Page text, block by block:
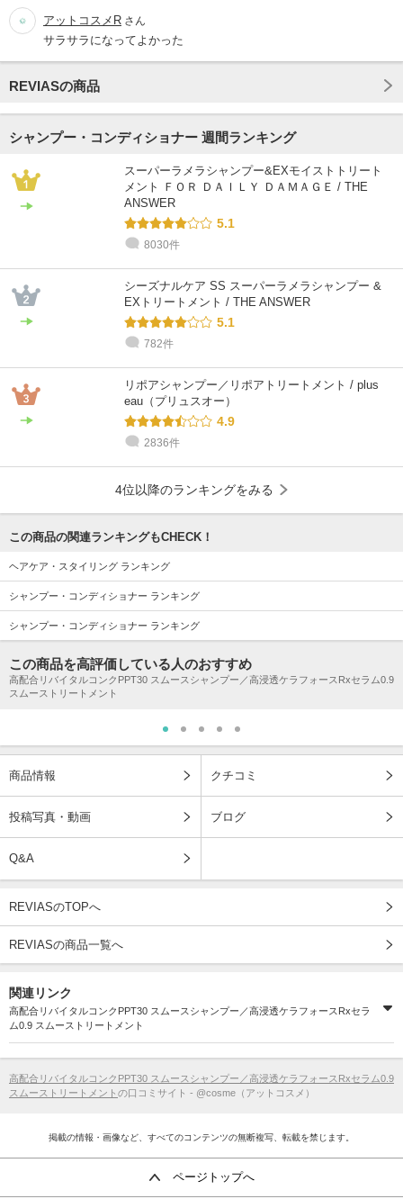
アットコスメR さん
サラサラになってよかった
REVIASの商品
シャンプー・コンディショナー 週間ランキング
スーパーラメラシャンプー&EXモイストトリート
メント ＦＯＲ ＤＡＩＬＹ ＤＡＭＡＧＥ / THE
ANSWER
5.1
8030件
シーズナルケア SS スーパーラメラシャンプー &
EXトリートメント / THE ANSWER
5.1
782件
リポアシャンプー／リポアトリートメント / plus
eau（プリュスオー）
4.9
2836件
4位以降のランキングをみる
この商品の関連ランキングもCHECK！
ヘアケア・スタイリング ランキング
シャンプー・コンディショナー ランキング
シャンプー・コンディショナー ランキング
この商品を高評価している人のおすすめ
高配合リバイタルコンクPPT30 スムースシャンプー／高浸透ケラフォースRxセラム0.9
スムーストリートメント
商品情報 クチコミ
投稿写真・動画 ブログ
Q&A
REVIASのTOPへ
REVIASの商品一覧へ
関連リンク
高配合リバイタルコンクPPT30 スムースシャンプー／高浸透ケラフォースRxセラ
ム0.9 スムーストリートメント
高配合リバイタルコンクPPT30 スムースシャンプー／高浸透ケラフォースRxセラム0.9
スムーストリートメント の口コミサイト - @cosme（アットコスメ）
掲載の情報・画像など、すべてのコンテンツの無断複写、転載を禁じます。
ページトップへ